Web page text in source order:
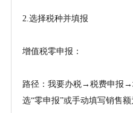
2.选择税种并填报
增值税零申报：
路径：我要办税→税费申报→
选“零申报”或手动填写销售额